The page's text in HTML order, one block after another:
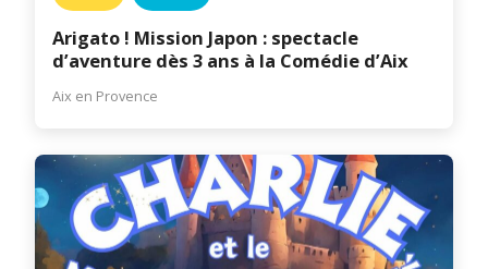
Arigato ! Mission Japon : spectacle
d’aventure dès 3 ans à la Comédie d’Aix
Aix en Provence